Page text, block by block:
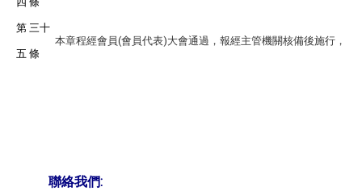
第 三十
五 條
本章程經會員(會員代表)大會通過，報經主管機關核備後施行，變
聯絡我們: